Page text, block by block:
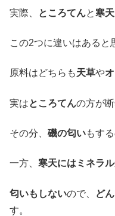
実際、 ところてんと寒天
この2つに違いはあると
原料はどちらも天草や
実はところてんの方が
その分、 磯の匂いもす
一方、 寒天にはミネラ
匂いもしないので、 ど
す。